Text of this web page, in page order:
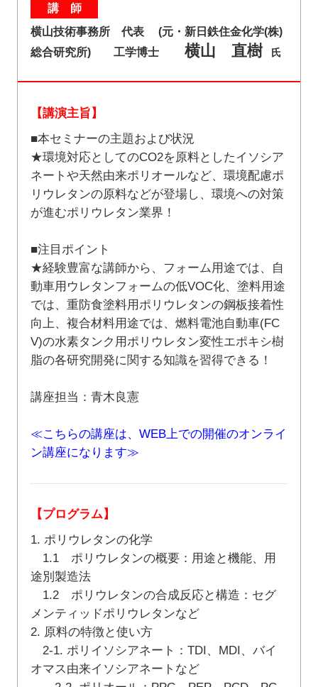
講 師
横山技術事務所 代表 (元・新日鉄住金化学(株)
総合研究所) 工学博士
横山 直樹 氏
【講演主旨】
■本セミナーの主題および状況
★環境対応としてのCO2を原料としたイソシア
ネートや天然由来ポリオールなど、環境配慮ポ
リウレタンの原料などが登場し、環境への対策
が進むポリウレタン業界！
■注目ポイント
★経験豊富な講師から、フォーム用途では、自
動車用ウレタンフォームの低VOC化、塗料用途
では、重防食塗料用ポリウレタンの鋼板接着性
向上、複合材料用途では、燃料電池自動車(FC
V)の水素タンク用ポリウレタン変性エポキシ樹
脂の各研究開発に関する知識を習得できる！
講座担当：青木良憲
≪こちらの講座は、WEB上での開催のオンライ
ン講座になります≫
【プログラム】
1. ポリウレタンの化学
1.1 ポリウレタンの概要：用途と機能、用
途別製造法
1.2 ポリウレタンの合成反応と構造：セグ
メンティッドポリウレタンなど
2. 原料の特徴と使い方
2-1. ポリイソシアネート：TDI、MDI、バイ
オマス由来イソシアネートなど